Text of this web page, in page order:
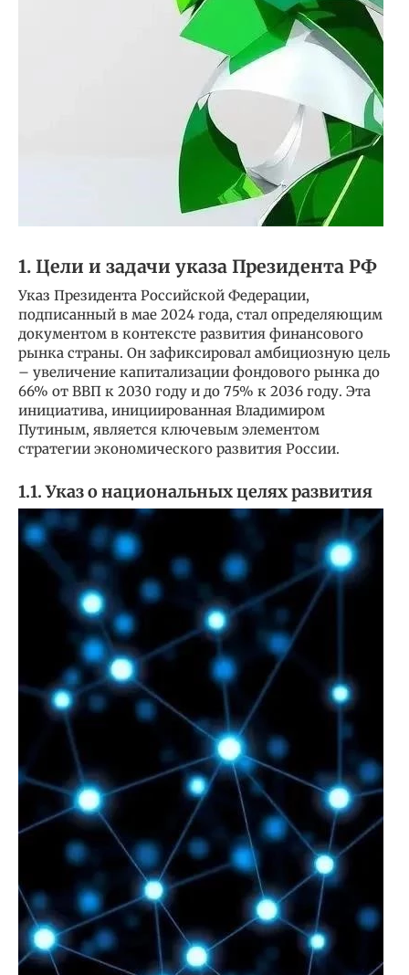
1. Цели и задачи указа Президента РФ
Указ Президента Российской Федерации,
подписанный в мае 2024 года, стал определяющим
документом в контексте развития финансового
рынка страны. Он зафиксировал амбициозную цель
– увеличение капитализации фондового рынка до
66% от ВВП к 2030 году и до 75% к 2036 году. Эта
инициатива, инициированная Владимиром
Путиным, является ключевым элементом
стратегии экономического развития России.
1.1. Указ о национальных целях развития